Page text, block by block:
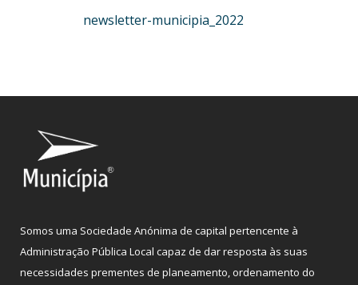
newsletter-municipia_2022
Somos uma Sociedade Anónima de capital pertencente à
Administração Pública Local capaz de dar resposta às suas
necessidades prementes de planeamento, ordenamento do